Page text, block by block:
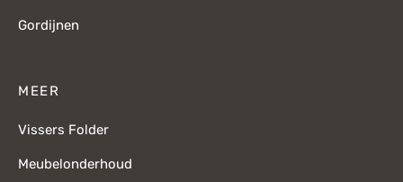
Gordijnen
MEER
Vissers Folder
Meubelonderhoud